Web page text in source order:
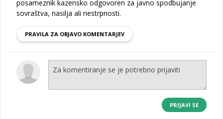
posameznik kazensko odgovoren za javno spodbujanje
sovraštva, nasilja ali nestrpnosti.
PRAVILA ZA OBJAVO KOMENTARJEV
PRIJAVI SE